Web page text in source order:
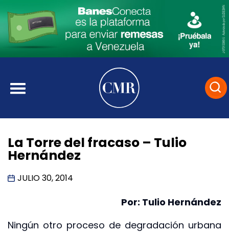
La Torre del fracaso – Tulio
Hernández
JULIO 30, 2014
Por: Tulio Hernández
Ningún otro proceso de degradación urbana